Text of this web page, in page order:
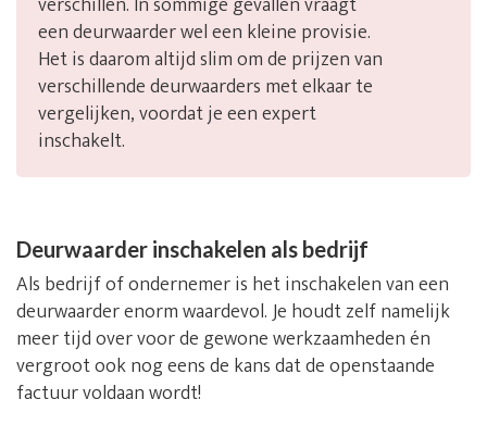
een deurwaarder wel een kleine provisie.
Het is daarom altijd slim om de prijzen van
verschillende deurwaarders met elkaar te
vergelijken, voordat je een expert
inschakelt.
Deurwaarder inschakelen als bedrijf
Als bedrijf of ondernemer is het inschakelen van een
deurwaarder enorm waardevol. Je houdt zelf namelijk
meer tijd over voor de gewone werkzaamheden én
vergroot ook nog eens de kans dat de openstaande
factuur voldaan wordt!